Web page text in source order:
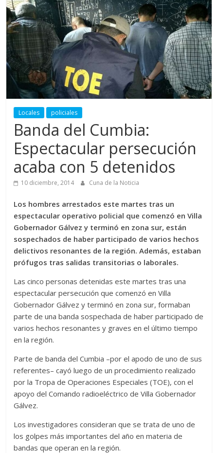
Locales policiales
Banda del Cumbia:
Espectacular persecución
acaba con 5 detenidos
10 diciembre, 2014 Cuna de la Noticia
Los hombres arrestados este martes tras un
espectacular operativo policial que comenzó en Villa
Gobernador Gálvez y terminó en zona sur, están
sospechados de haber participado de varios hechos
delictivos resonantes de la región. Además, estaban
prófugos tras salidas transitorias o laborales.
Las cinco personas detenidas este martes tras una
espectacular persecución que comenzó en Villa
Gobernador Gálvez y terminó en zona sur, formaban
parte de una banda sospechada de haber participado de
varios hechos resonantes y graves en el último tiempo
en la región.
Parte de banda del Cumbia –por el apodo de uno de sus
referentes– cayó luego de un procedimiento realizado
por la Tropa de Operaciones Especiales (TOE), con el
apoyo del Comando radioeléctrico de Villa Gobernador
Gálvez.
Los investigadores consideran que se trata de uno de
los golpes más importantes del año en materia de
bandas que operan en la región.